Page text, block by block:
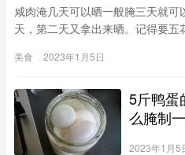
咸肉淹几天可以晒一般腌三天就
天，第二天又拿出来晒。记得要
（2）将肉切成0.5千克左右的块，
上，肉表面用干净的重物压住，盖
美食 2023年1月5日
5斤鸭蛋
么腌制
2023年1月5